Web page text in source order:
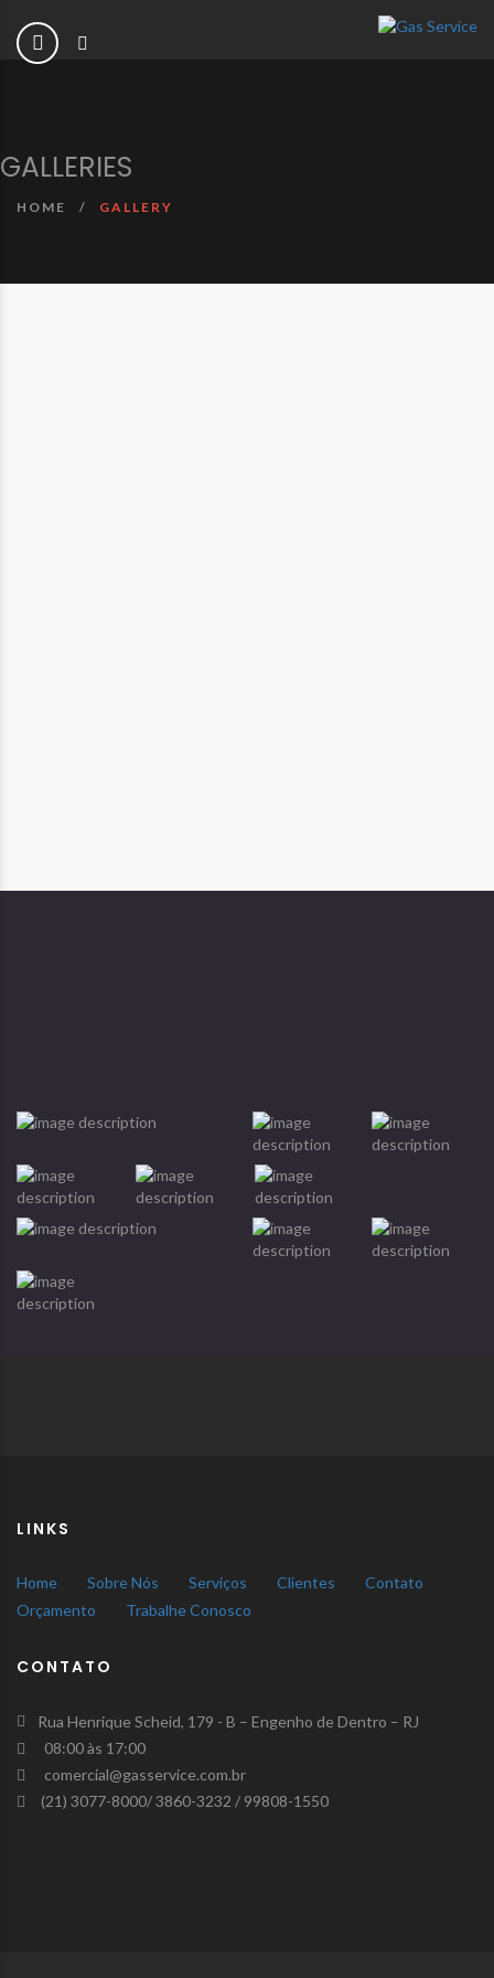
GALLERIES
HOME GALLERY
LINKS
Home Sobre Nós Serviços Clientes
Contato
Orçamento
Trabalhe Conosco
CONTATO
Rua Henrique Scheid, 179 - B – Engenho de Dentro – RJ
08:00 às 17:00
comercial@gasservice.com.br
(21) 3077-8000/ 3860-3232 / 99808-1550